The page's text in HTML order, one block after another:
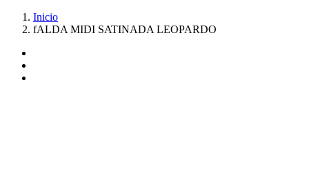
Inicio
fALDA MIDI SATINADA LEOPARDO